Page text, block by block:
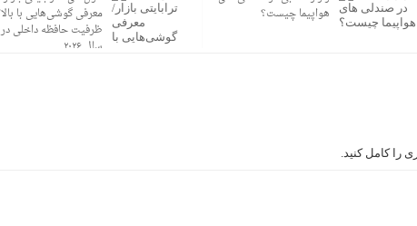
معرفی گوشی‌هایی با
ظرفیت حافظه داخلی در
سال ۲۰۲۶
هواپیما چیست؟
را کامل کنید.